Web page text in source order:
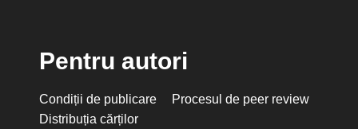
Pentru autori
Condiții de publicare
Procesul de peer review
Distribuția cărților